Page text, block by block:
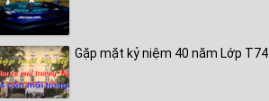
Gặp mặt kỷ niệm 40 năm Lớp T74